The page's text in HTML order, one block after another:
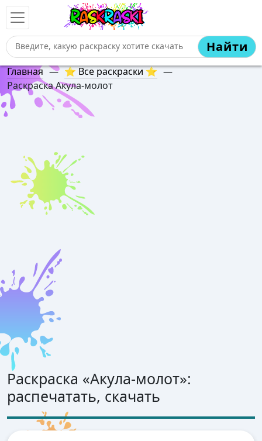
Найти
Главная — ⭐ Все раскраски ⭐ —
Раскраска Акула-молот
Раскраска «Акула-молот»:
распечатать, скачать